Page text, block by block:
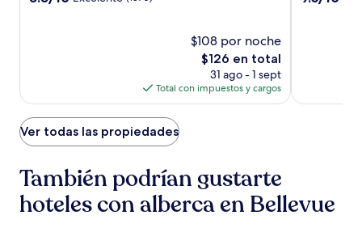
Collection
Collection
$108 por noche
El
precio
actual
es
$126 en total
31 ago - 1 sept
Total con impuestos y cargos
Ver todas las propiedades
También podrían gustarte
hoteles con alberca en Bellevue